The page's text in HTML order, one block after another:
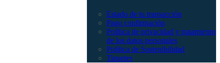
Estado de tu transacción
Pago confirmación
Política de privacidad y tratamiento
de los datos personales
Política de Sostenibilidad
Tiquetes